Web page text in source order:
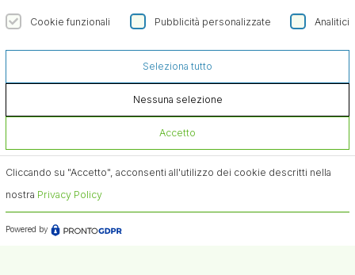
Cookie funzionali Pubblicità personalizzate Analitici
Seleziona tutto
Nessuna selezione
Accetto
Cliccando su "Accetto", acconsenti all'utilizzo dei cookie descritti nella
nostra Privacy Policy
Powered by